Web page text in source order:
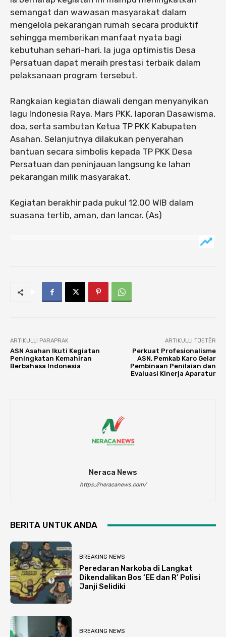
semangat dan wawasan masyarakat dalam
mengelola pekarangan rumah secara produktif
sehingga memberikan manfaat nyata bagi
kebutuhan sehari-hari. Ia juga optimistis Desa
Persatuan dapat meraih prestasi terbaik dalam
pelaksanaan program tersebut.
Rangkaian kegiatan diawali dengan menyanyikan
lagu Indonesia Raya, Mars PKK, laporan Dasawisma,
doa, serta sambutan Ketua TP PKK Kabupaten
Asahan. Selanjutnya dilakukan penyerahan
bantuan secara simbolis kepada TP PKK Desa
Persatuan dan peninjauan langsung ke lahan
pekarangan milik masyarakat.
Kegiatan berakhir pada pukul 12.00 WIB dalam
suasana tertib, aman, dan lancar. (As)
ARTIKULLI PARAPRAK
ASN Asahan Ikuti Kegiatan
Peningkatan Kemahiran
Berbahasa Indonesia
ARTIKULLI TJETËR
Perkuat Profesionalisme
ASN, Pemkab Karo Gelar
Pembinaan Penilaian dan
Evaluasi Kinerja Aparatur
Neraca News
https://neracanews.com/
BERITA UNTUK ANDA
BREAKING NEWS
Peredaran Narkoba di Langkat
Dikendalikan Bos ‘EE dan R’ Polisi
Janji Selidiki
BREAKING NEWS